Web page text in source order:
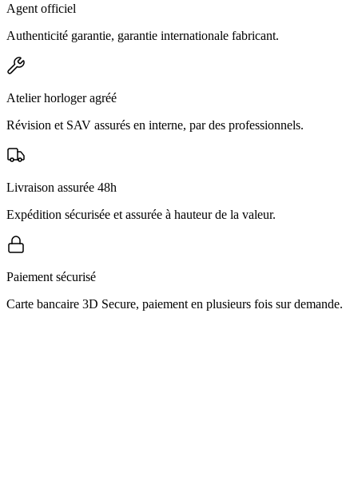
Agent officiel
Authenticité garantie, garantie internationale fabricant.
Atelier horloger agréé
Révision et SAV assurés en interne, par des professionnels.
Livraison assurée 48h
Expédition sécurisée et assurée à hauteur de la valeur.
Paiement sécurisé
Carte bancaire 3D Secure, paiement en plusieurs fois sur demande.